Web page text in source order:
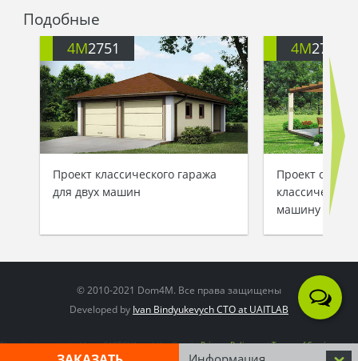
Подобные
4M2751
Проект классического гаража
для двух машин
4M2753
Проект
машину с
© 2010-2021 Dom4M. Все права защищены
Developed by Ivan Bindyukevych CTO at UAITLAB
This site is protected by reCAPTCHA and the GooglePrivacy PolicyandTerms of Serviceapply